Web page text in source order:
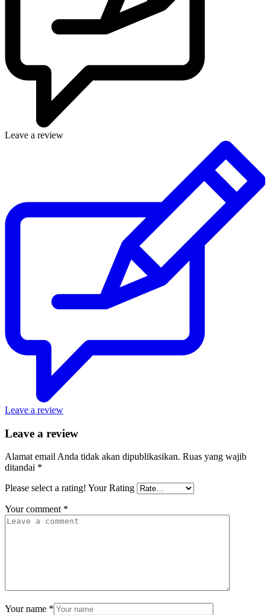
Leave a review
Leave a review
Leave a review
Alamat email Anda tidak akan dipublikasikan. Ruas yang wajib
ditandai *
Please select a rating! Your Rating
Your comment *
Your name *